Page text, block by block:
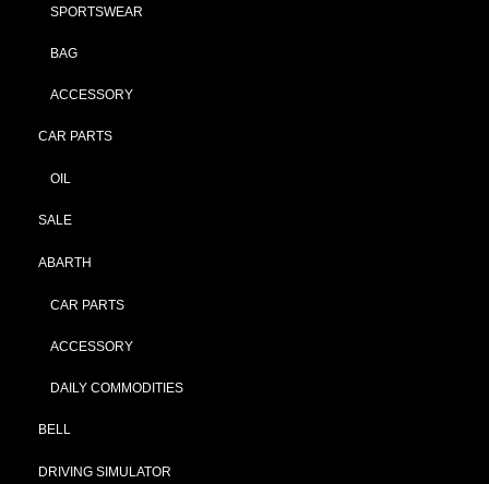
SPORTSWEAR
BAG
ACCESSORY
CAR PARTS
OIL
SALE
ABARTH
CAR PARTS
ACCESSORY
DAILY COMMODITIES
BELL
DRIVING SIMULATOR